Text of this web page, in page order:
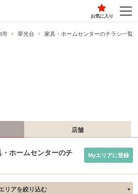
お気に入り
市 翠光台 家具・ホームセンターのチラシ一覧
店舗
ホームセンターのチ
Myエリアに登録
リアを絞り込む